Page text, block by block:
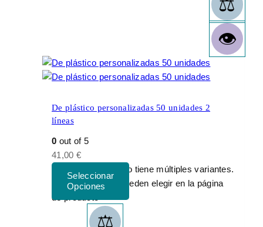
De plástico personalizadas 50 unidades 2
líneas
0 out of 5
41,00 €
Este producto tiene múltiples variantes.
Las opciones se pueden elegir en la página
de producto